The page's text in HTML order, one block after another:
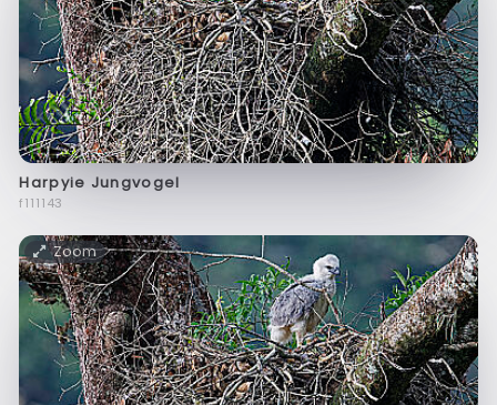
Harpyie Jungvogel
f111143
Zoom